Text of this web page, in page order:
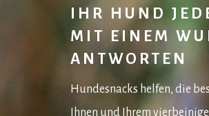
IHR HUND
MIT EINEM
ANTWORTEN
Hundesnacks helfen, die
Ihnen und Ihrem